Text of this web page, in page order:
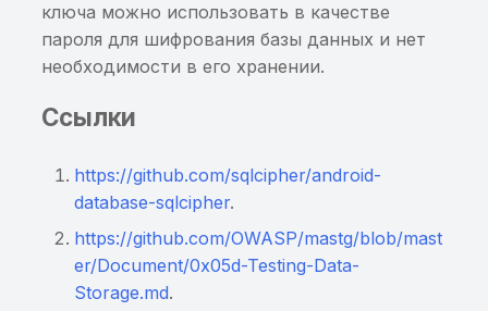
ключа можно использовать в качестве
пароля для шифрования базы данных и нет
необходимости в его хранении.
Ссылки
https://github.com/sqlcipher/android-
database-sqlcipher.
https://github.com/OWASP/mastg/blob/mast
er/Document/0x05d-Testing-Data-
Storage.md.